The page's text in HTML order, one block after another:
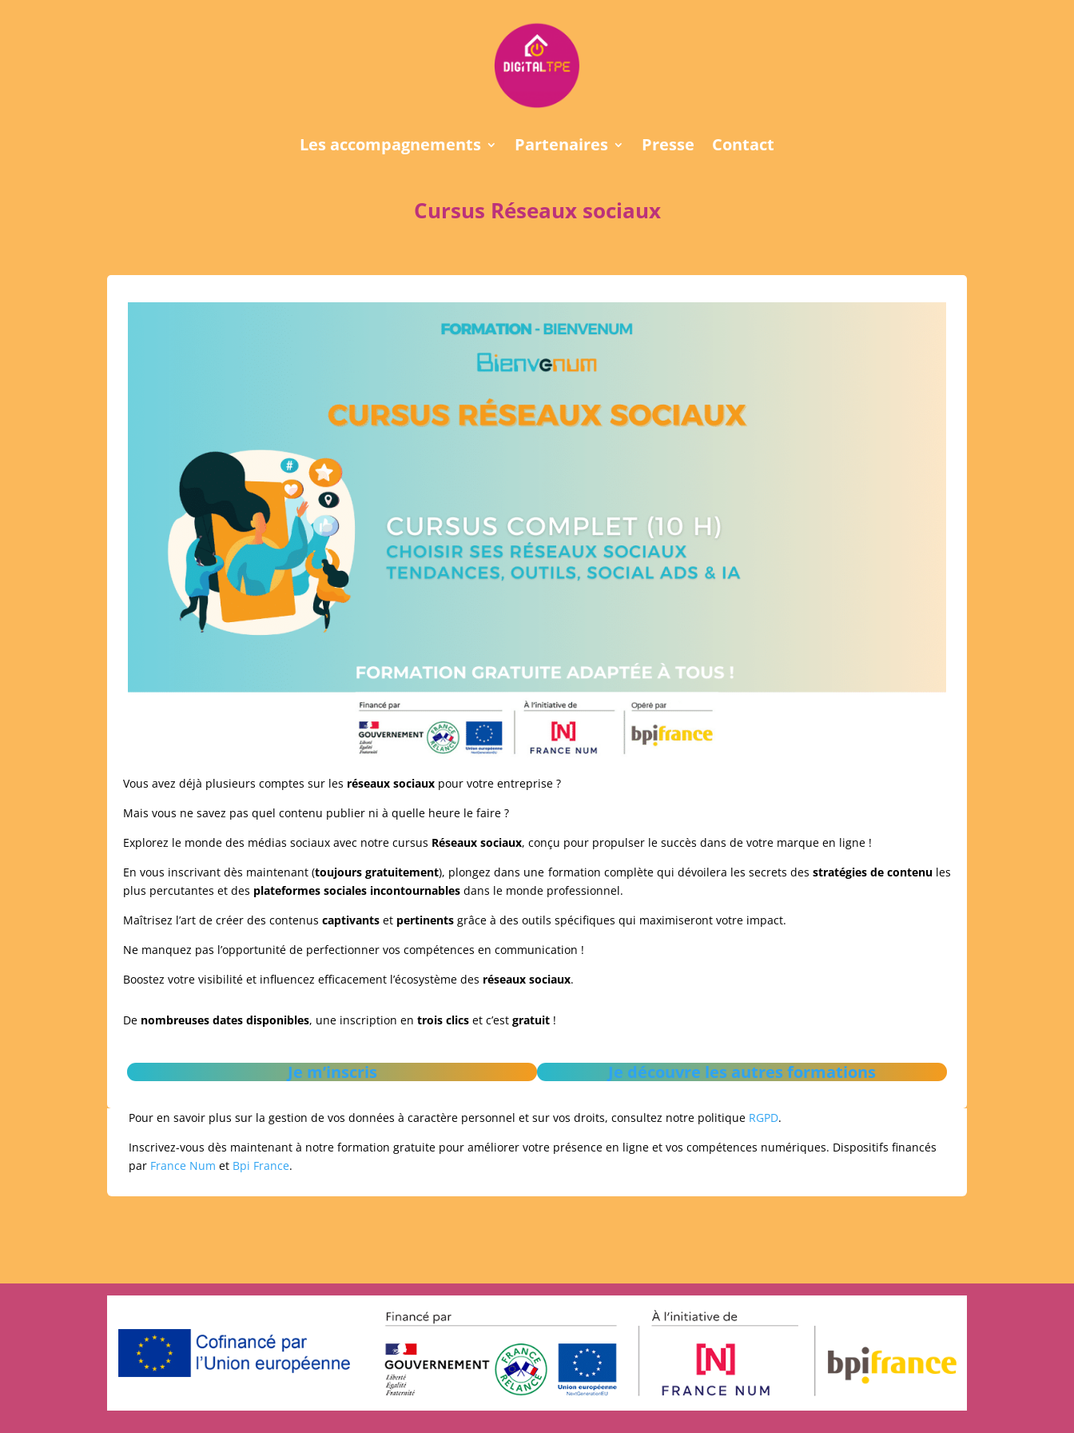
Les accompagnements Partenaires Presse Contact
Cursus Réseaux sociaux
Vous avez déjà plusieurs comptes sur les réseaux sociaux pour votre entreprise ?
Mais vous ne savez pas quel contenu publier ni à quelle heure le faire ?
Explorez le monde des médias sociaux avec notre cursus Réseaux sociaux, conçu pour propulser le succès dans de votre marque en ligne !
En vous inscrivant dès maintenant (toujours gratuitement), plongez dans une formation complète qui dévoilera les secrets des stratégies de contenules
plus percutantes et des plateformes sociales incontournables dans le monde professionnel.
Maîtrisez l’art de créer des contenuscaptivants et pertinents grâce à des outils spécifiques qui maximiseront votre impact.
Ne manquez pas l’opportunité de perfectionner vos compétences en communication !
Boostez votre visibilité et influencez efficacement l’écosystème des réseaux sociaux.
De nombreuses dates disponibles, une inscription entrois clics et c’estgratuit !
Je m’inscris Je découvre les autres formations
Pour en savoir plus sur la gestion de vos données à caractère personnel et sur vos droits, consultez notre politique RGPD.
Inscrivez-vous dès maintenant à notre formation gratuite pour améliorer votre présence en ligne et vos compétences numériques. Dispositifs financés
par France Num et Bpi France.